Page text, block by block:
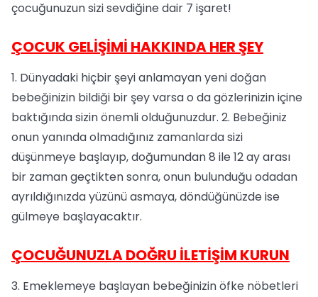
çocuğunuzun sizi sevdiğine dair 7 işaret!
ÇOCUK GELİŞİMİ HAKKINDA HER ŞEY
1. Dünyadaki hiçbir şeyi anlamayan yeni doğan
bebeğinizin bildiği bir şey varsa o da gözlerinizin içine
baktığında sizin önemli olduğunuzdur. 2. Bebeğiniz
onun yanında olmadığınız zamanlarda sizi
düşünmeye başlayıp, doğumundan 8 ile 12 ay arası
bir zaman geçtikten sonra, onun bulunduğu odadan
ayrıldığınızda yüzünü asmaya, döndüğünüzde ise
gülmeye başlayacaktır.
ÇOCUĞUNUZLA DOĞRU İLETİŞİM KURUN
3. Emeklemeye başlayan bebeğinizin öfke nöbetleri